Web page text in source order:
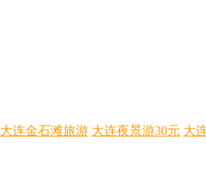
大连金石滩旅游 大连夜景游30元 大